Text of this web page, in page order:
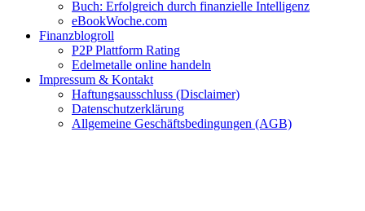
Buch: Erfolgreich durch finanzielle Intelligenz
eBookWoche.com
Finanzblogroll
P2P Plattform Rating
Edelmetalle online handeln
Impressum & Kontakt
Haftungsausschluss (Disclaimer)
Datenschutzerklärung
Allgemeine Geschäftsbedingungen (AGB)